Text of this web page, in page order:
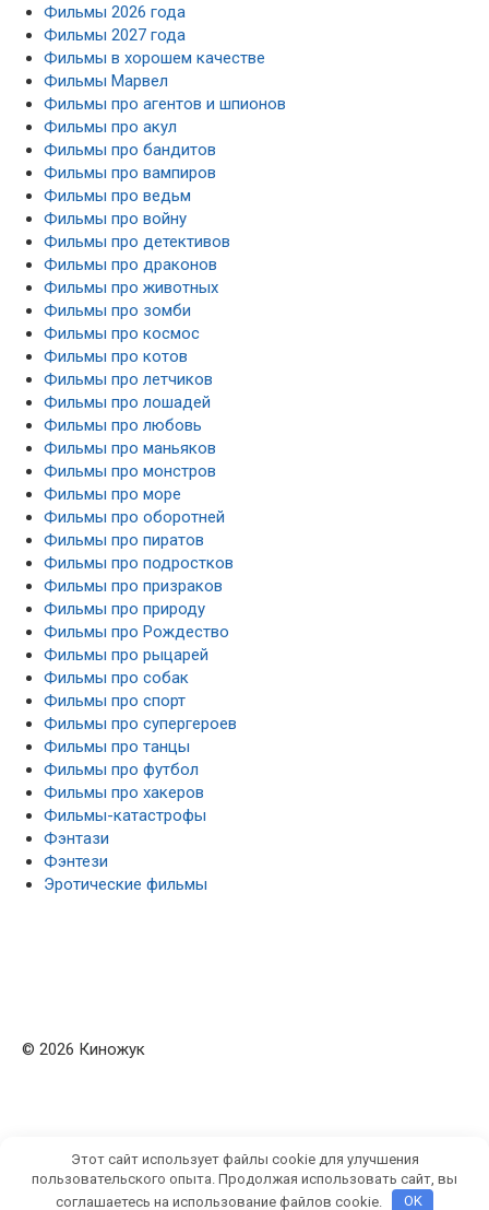
Фильмы 2026 года
Фильмы 2027 года
Фильмы в хорошем качестве
Фильмы Марвел
Фильмы про агентов и шпионов
Фильмы про акул
Фильмы про бандитов
Фильмы про вампиров
Фильмы про ведьм
Фильмы про войну
Фильмы про детективов
Фильмы про драконов
Фильмы про животных
Фильмы про зомби
Фильмы про космос
Фильмы про котов
Фильмы про летчиков
Фильмы про лошадей
Фильмы про любовь
Фильмы про маньяков
Фильмы про монстров
Фильмы про море
Фильмы про оборотней
Фильмы про пиратов
Фильмы про подростков
Фильмы про призраков
Фильмы про природу
Фильмы про Рождество
Фильмы про рыцарей
Фильмы про собак
Фильмы про спорт
Фильмы про супергероев
Фильмы про танцы
Фильмы про футбол
Фильмы про хакеров
Фильмы-катастрофы
Фэнтази
Фэнтези
Эротические фильмы
© 2026 Киножук
Этот сайт использует файлы cookie для улучшения
пользовательского опыта. Продолжая использовать сайт, вы
соглашаетесь на использование файлов cookie.
OK